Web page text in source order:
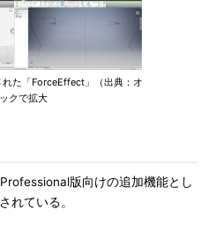
た「ForceEffect」（出典：オ
クで拡大
版向けの追加機能とし
れている。